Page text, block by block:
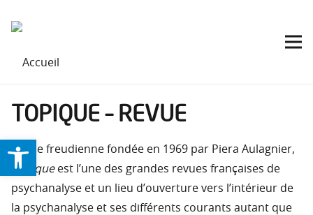
TOPIQUE – REVUE
Revue freudienne fondée en 1969 par Piera Aulagnier,
Topiqueest l’une des grandes revues françaises de
psychanalyse et un lieu d’ouverture vers l’intérieur de
la psychanalyse et ses différents courants autant que
Ouvrir la barre d’outils